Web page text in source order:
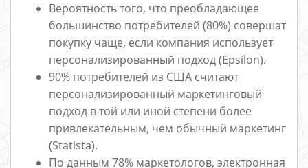
Вероятность того, что преобладающее
большинство потребителей (80%) совершат
покупку чаще, если компания использует
персонализированный подход (Epsilon).
90% потребителей из США считают
персонализированный маркетинговый
подход в той или иной степени более
привлекательным, чем обычный маркетинг
(Statista).
По данным 78% маркетологов, электронная